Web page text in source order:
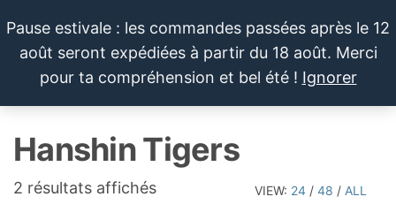
au
contenu
Pause estivale : les commandes passées après le 12
août seront expédiées à partir du 18 août. Merci
pour ta compréhension et bel été ! Ignorer
LE SPORTIF
DU
Cartes
et
produits
autour
du
sport et
Hanshin Tigers
VIEW: 24 / 48 / ALL
2 résultats affichésTrié